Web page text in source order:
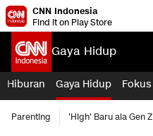
CNN Indonesia
Find it on Play Store
Gaya Hidup
Hiburan Gaya Hidup Fokus
Parenting 'High' Baru ala Gen Z